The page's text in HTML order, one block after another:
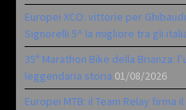
Europei XCO: vittorie per
Signorelli 5^ la migliore tra gli
35ª Marathon Bike della Brianza:
leggendaria storia 01/08/2026
Europei MTB: il Team Relay